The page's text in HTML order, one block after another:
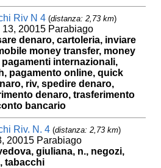
Riv N 4 (distanza: 2,73 km)
20015 Parabiago
denaro, cartoleria, inviare
money transfer, money
internazionali,
pagamento online, quick
riv, spedire denaro,
denaro, trasferimento
bancario
Riv. N. 4 (distanza: 2,73 km)
20015 Parabiago
giuliana, n., negozi,
tabacchi